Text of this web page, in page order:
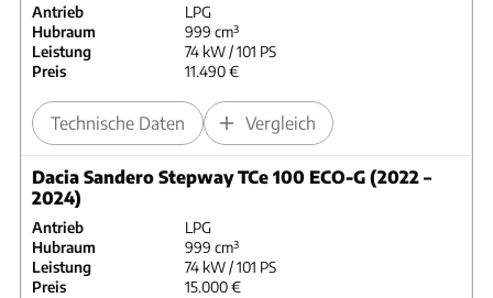
Antrieb
LPG
Hubraum
999 cm³
Leistung
74 kW / 101 PS
Preis
11.490 €
Technische Daten Vergleich
Dacia Sandero Stepway TCe 100 ECO-G (2022 –
2024)
Antrieb
LPG
Hubraum
999 cm³
Leistung
74 kW / 101 PS
Preis
15.000 €